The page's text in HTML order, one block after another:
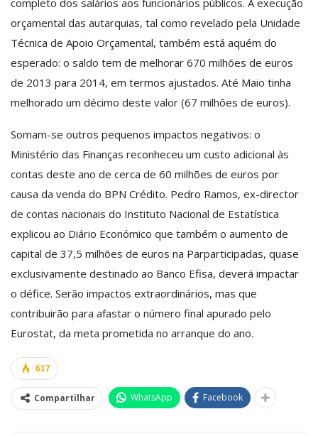
orçamental das autarquias, tal como revelado pela Unidade
Técnica de Apoio Orçamental, também está aquém do
esperado: o saldo tem de melhorar 670 milhões de euros
de 2013 para 2014, em termos ajustados. Até Maio tinha
melhorado um décimo deste valor (67 milhões de euros).
Somam-se outros pequenos impactos negativos: o
Ministério das Finanças reconheceu um custo adicional às
contas deste ano de cerca de 60 milhões de euros por
causa da venda do BPN Crédito. Pedro Ramos, ex-director
de contas nacionais do Instituto Nacional de Estatística
explicou ao Diário Económico que também o aumento de
capital de 37,5 milhões de euros na Parparticipadas, quase
exclusivamente destinado ao Banco Efisa, deverá impactar
o défice. Serão impactos extraordinários, mas que
contribuirão para afastar o número final apurado pelo
Eurostat, da meta prometida no arranque do ano.
617
Compartilhar WhatsApp Facebook